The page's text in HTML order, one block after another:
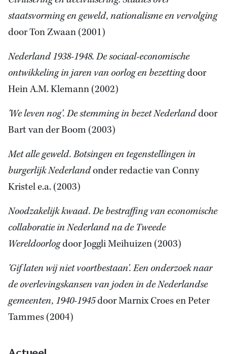
staatsvorming en geweld, nationalisme en vervolging
door Ton Zwaan (2001)
Nederland 1938-1948. De sociaal-economische
ontwikkeling in jaren van oorlog en bezettingdoor
Hein A.M. Klemann (2002)
'We leven nog'. De stemming in bezet Nederlanddoor
Bart van der Boom (2003)
Met alle geweld. Botsingen en tegenstellingen in
burgerlijk Nederlandonder redactie van Conny
Kristel e.a. (2003)
Noodzakelijk kwaad. De bestraffing van economische
collaboratie in Nederland na de Tweede
Wereldoorlogdoor Joggli Meihuizen (2003)
'Gif laten wij niet voortbestaan'. Een onderzoek naar
de overlevingskansen van joden in de Nederlandse
gemeenten, 1940-1945door Marnix Croes en Peter
Tammes (2004)